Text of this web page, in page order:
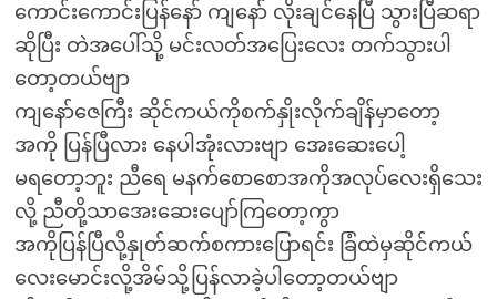
ကောင်းကောင်းပြန်နော် ကျနော် လိုးချင်နေပြီ သွားပြီဆရာ
ဆိုပြီး တဲအပေါ်သို့ မင်းလတ်အပြေးလေး တက်သွားပါ
တော့တယ်ဗျာ
ကျနော်ဇေကြီး ဆိုင်ကယ်ကိုစက်နှိုးလိုက်ချိန်မှာတော့
အကို ပြန်ပြီလား နေပါအုံးလားဗျာ အေးဆေးပေါ့
မရတော့ဘူး ညီရေ မနက်စောစောအကိုအလုပ်လေးရှိသေး
လို့ ညီတို့သာအေးဆေးပျော်ကြတော့ကွာ
အကိုပြန်ပြီလို့နှုတ်ဆက်စကားပြောရင်း ခြံထဲမှဆိုင်ကယ်
လေးမောင်းလို့အိမ်သို့ပြန်လာခဲ့ပါတော့တယ်ဗျာ